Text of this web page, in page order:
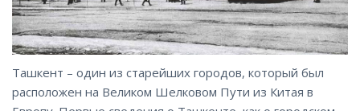
Ташкент – один из старейших городов, который был
расположен на Великом Шелковом Пути из Китая в